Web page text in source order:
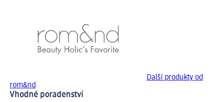
Další produkty od
rom&nd
Vhodné poradenství